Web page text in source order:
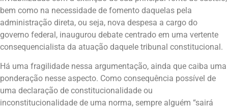
bem como na necessidade de fomento daquelas pela
administração direta, ou seja, nova despesa a cargo do
governo federal, inaugurou debate centrado em uma vertente
consequencialista da atuação daquele tribunal constitucional.
Há uma fragilidade nessa argumentação, ainda que caiba uma
ponderação nesse aspecto. Como consequência possível de
uma declaração de constitucionalidade ou
inconstitucionalidade de uma norma, sempre alguém “sairá